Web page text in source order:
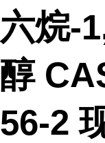
六烷-
醇
56-2